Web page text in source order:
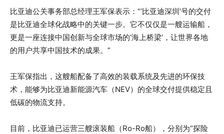
比亚迪公关事务部总经理王军保表示：“‘比亚迪深圳’号的交付
是比亚迪全球化战略中的关键一步。它不仅仅是一艘运输船，
更是一座连接中国创新与全球市场的‘海上桥梁’，让世界各地
的用户共享中国技术的成果。”
王军保指出，这艘船配备了高效的装载系统及先进的环保技
术，能够为比亚迪新能源汽车（NEV）的全球交付提供稳定且
低碳的物流支持。
目前，比亚迪已运营三艘滚装船（Ro-Ro船），分别为“探险